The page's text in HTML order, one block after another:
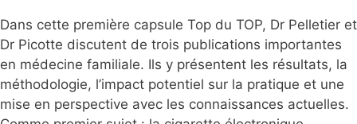
Dans cette première capsule Top du TOP, Dr Pelletier et
Dr Picotte discutent de trois publications importantes
en médecine familiale. Ils y présentent les résultats, la
méthodologie, l’impact potentiel sur la pratique et une
mise en perspective avec les connaissances actuelles.